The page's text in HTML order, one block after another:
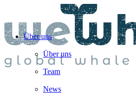
Über uns
Über uns
Team
News